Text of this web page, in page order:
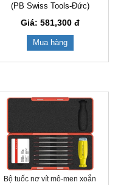
(PB Swiss Tools-Đức)
Giá: 581,300đ
Mua hàng
Bộ tuốc nơ vít mô-men xoắn